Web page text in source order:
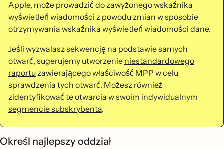
Apple, może prowadzić do zawyżonego wskaźnika
wyświetleń wiadomości z powodu zmian w sposobie
otrzymywania wskaźnika wyświetleń wiadomości dane.
Jeśli wyzwalasz sekwencję na podstawie samych
otwarć, sugerujemy utworzenie niestandardowego
raportu zawierającego właściwość MPP w celu
sprawdzenia tych otwarć. Możesz również
zidentyfikować te otwarcia w swoim indywidualnym
segmencie subskrybenta.
Określ najlepszy oddział